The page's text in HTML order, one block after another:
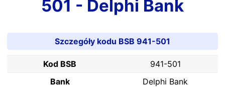
501 - Delphi Bank
Szczegóły kodu BSB 941-501
Kod BSB
941-501
Bank
Delphi Bank